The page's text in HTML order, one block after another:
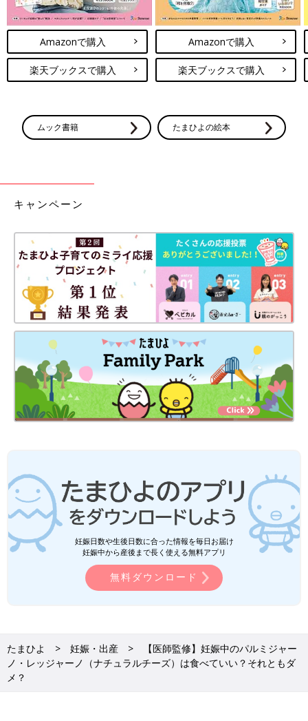
Amazonで購入
楽天ブックスで購入
Amazonで購入
楽天ブックスで購入
ムック書籍 たまひよの絵本
キャンペーン
妊娠日数や生後日数に合った情報を毎日お届け
妊娠中から産後まで長く使える無料アプリ
無料ダウンロード
たまひよ 妊娠・出産
【医師監修】妊娠中のパルミジャー
ノ・レッジャーノ（ナチュラルチーズ）は食べていい？それともダ
メ？